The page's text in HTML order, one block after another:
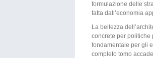
formulazione delle
fatta dall’economia
La bellezza
concrete per politiche
fondamentale per gli
completo tomo